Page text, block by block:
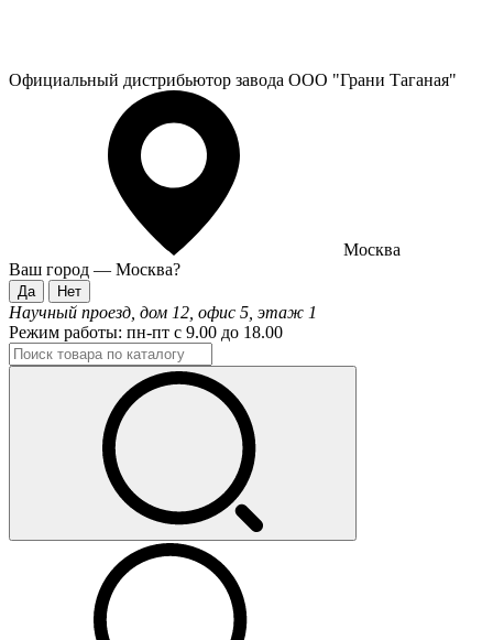
Официальный дистрибьютор завода ООО "Грани Таганая"
Москва
Ваш город — Москва?
Научный проезд, дом 12, офис 5, этаж 1
Режим работы: пн-пт с 9.00 до 18.00